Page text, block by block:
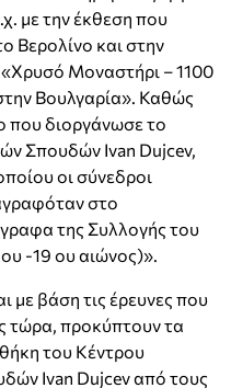
με την έκθεση που
Βερολίνο και στην
Μοναστήρι – 1100
Βουλγαρία». Καθώς
που διοργάνωσε το
Σπουδών Ivan Dujcev,
οι σύνεδροι
στο
της Συλλογής του
-19 ου αιώνος)».
με βάση τις έρευνες που
τώρα, προκύπτουν τα
του Κέντρου
Ivan Dujcev από τους